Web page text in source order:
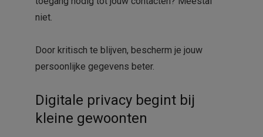
niet.
Door kritisch te blijven, bescherm je jouw
persoonlijke gegevens beter.
Digitale privacy begint bij
kleine gewoonten